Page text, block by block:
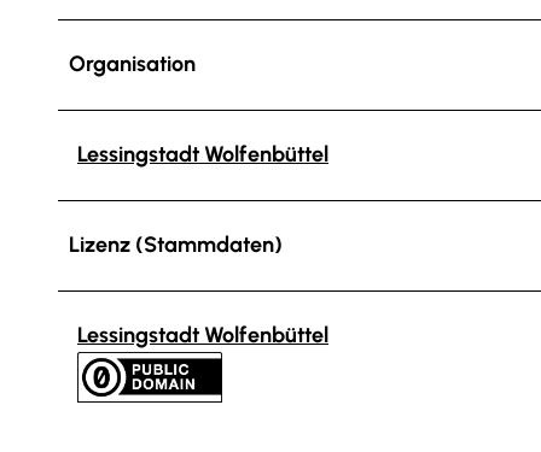
Organisation
Lessingstadt Wolfenbüttel
Lizenz (Stammdaten)
Lessingstadt Wolfenbüttel